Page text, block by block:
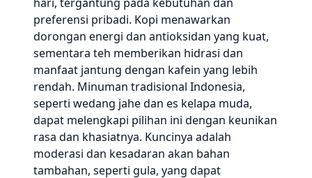
preferensi pribadi. Kopi menawarkan
dorongan energi dan antioksidan yang kuat,
sementara teh memberikan hidrasi dan
manfaat jantung dengan kafein yang lebih
rendah. Minuman tradisional Indonesia,
seperti wedang jahe dan es kelapa muda,
dapat melengkapi pilihan ini dengan keunikan
rasa dan khasiatnya. Kuncinya adalah
moderasi dan kesadaran akan bahan
tambahan, seperti gula, yang dapat